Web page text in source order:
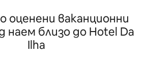
оценени ваканционни
наем близо до Hotel Da
Ilha